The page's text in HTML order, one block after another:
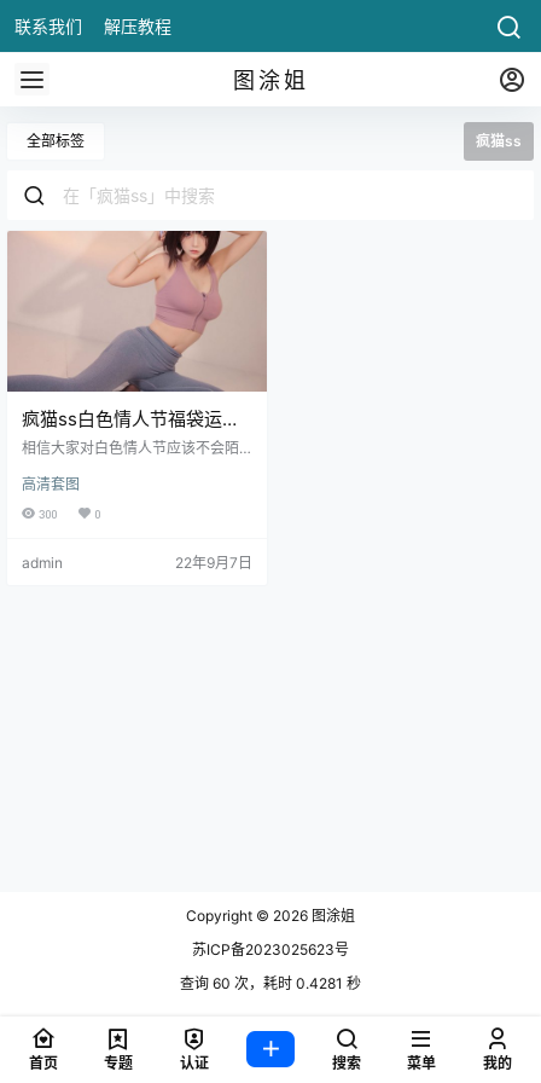
联系我们 解压教程
图涂姐
全部标签 疯猫ss
疯猫ss白色情人节福袋运动
衣
相信大家对白色情人节应该不会陌
有一方在情人节那一天给你表白送
礼物，你要是觉得和对方相处起来
人以后还有戏的意思.
高清套图
300 0
admin 22年9月7日
Copyright © 2026 图涂姐
苏ICP备2023025623号
查询 60 次，耗时 0.4281 秒
首页 专题 认证 搜索 菜单 我的